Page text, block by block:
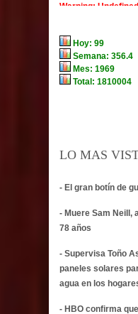
LO MAS
- El gran botín de
- Muere Sam Neill,
78 años
- Supervisa Toño
paneles solares
agua en los
- HBO confirma